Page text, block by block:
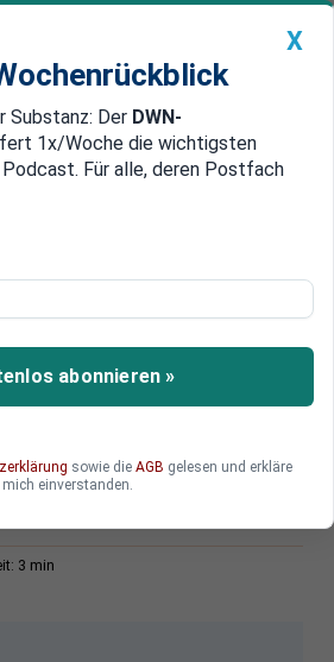
DWN: Geldanlage Premium
DWN-Magazin China
ziehen aus
ab
Front haben die Stadt Dara
3 min
X
Substanz: Der DWN-
1x/Woche die wichtigsten
Für alle, deren Postfach
abonnieren »
sowie die AGB gelesen und erkläre
mich einverstanden.